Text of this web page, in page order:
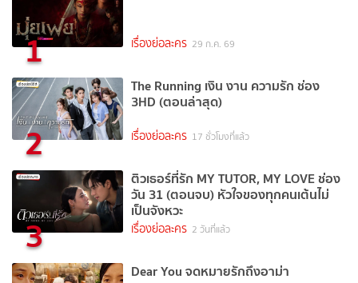
1 เรื่องย่อละคร 29 ก.ค. 69
2
The Running เงิน งาน ความรัก ช่อง
3HD (ตอนล่าสุด)
เรื่องย่อละคร 17 ชั่วโมงที่แล้ว
3
ติวเธอร์ที่รัก MY TUTOR, MY LOVE ช่อง
วัน 31 (ตอนจบ) หัวใจของทุกคนเต้นไม่
เป็นจังหวะ
เรื่องย่อละคร 2 วันที่แล้ว
Dear You จดหมายรักถึงอาม่า